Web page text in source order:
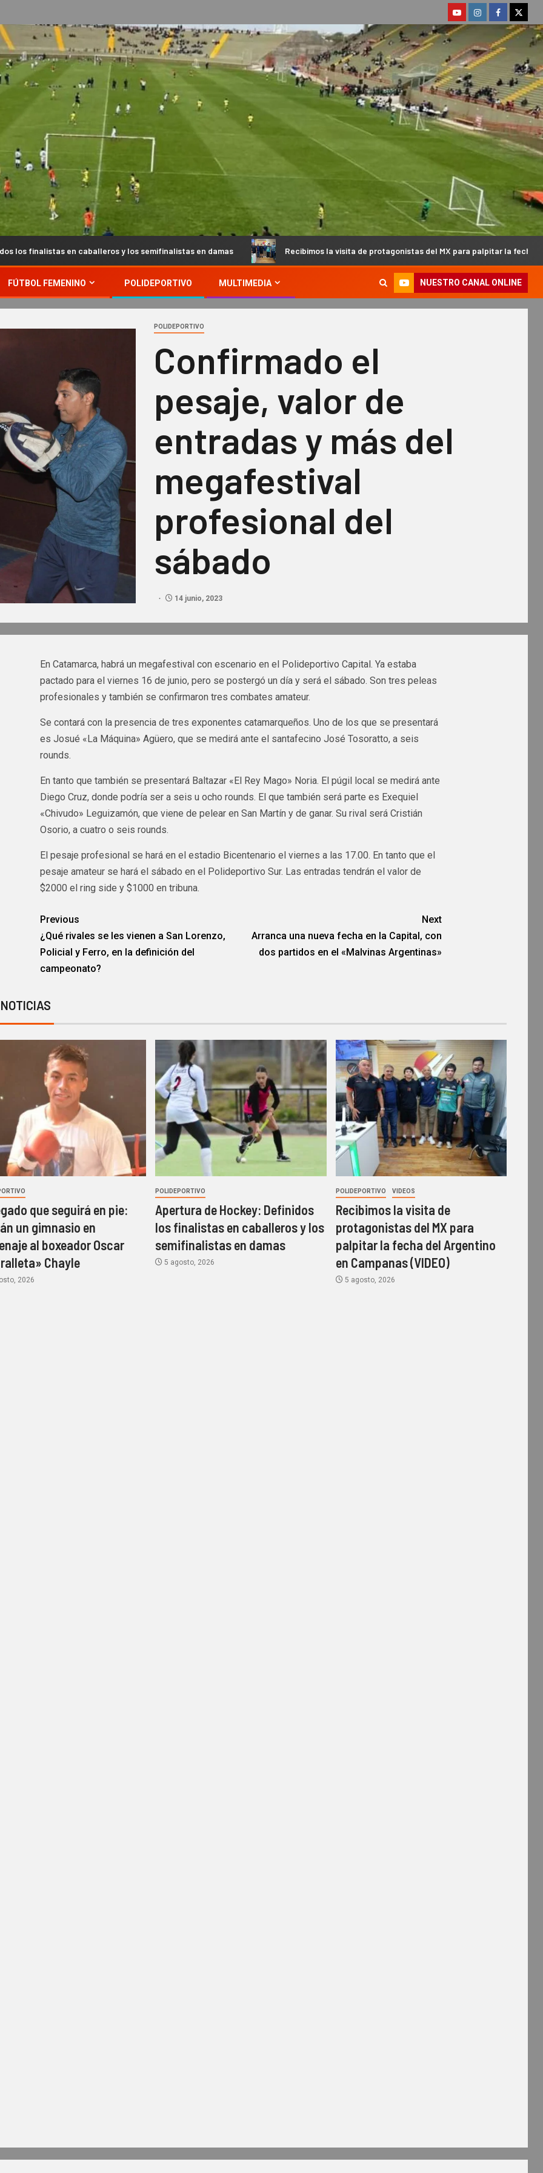
y los semifinalistas en damas Recibimos la visita de protagonistas del MX para palpitar la fecha del Argentino en
FÚTBOL FEMENINO POLIDEPORTIVO MULTIMEDIA NUESTRO CANAL ONLINE
POLIDEPORTIVO
Confirmado el
pesaje, valor de
entradas y más del
megafestival
profesional del
sábado
14 junio, 2023
En Catamarca, habrá un megafestival con escenario en el Polideportivo Capital. Ya estaba
pactado para el viernes 16 de junio, pero se postergó un día y será el sábado. Son tres peleas
profesionales y también se confirmaron tres combates amateur.
Se contará con la presencia de tres exponentes catamarqueños. Uno de los que se presentará
es Josué «La Máquina» Agüero, que se medirá ante el santafecino José Tosoratto, a seis
rounds.
En tanto que también se presentará Baltazar «El Rey Mago» Noria. El púgil local se medirá ante
Diego Cruz, donde podría ser a seis u ocho rounds. El que también será parte es Exequiel
«Chivudo» Leguizamón, que viene de pelear en San Martín y de ganar. Su rival será Cristián
Osorio, a cuatro o seis rounds.
El pesaje profesional se hará en el estadio Bicentenario el viernes a las 17.00. En tanto que el
pesaje amateur se hará el sábado en el Polideportivo Sur. Las entradas tendrán el valor de
$2000 el ring side y $1000 en tribuna.
Previous
¿Qué rivales se les vienen a San Lorenzo,
Policial y Ferro, en la definición del
campeonato?
Next
Arranca una nueva fecha en la Capital, con
dos partidos en el «Malvinas Argentinas»
que seguirá en pie:
un gimnasio en
al boxeador Oscar
Chayle
2026
POLIDEPORTIVO
Apertura de Hockey: Definidos
los finalistas en caballeros y los
semifinalistas en damas
5 agosto, 2026
POLIDEPORTIVO VIDEOS
Recibimos la visita de
protagonistas del MX para
palpitar la fecha del Argentino
en Campanas (VIDEO)
5 agosto, 2026